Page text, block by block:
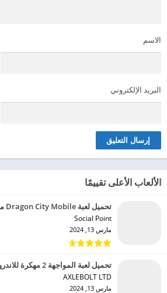
الاسم
البريد الإلكتروني
الألعاب الأعلى تقييمًا
تحميل لعبة Dragon City Mobile مهكرة للاندرويد 2024
Social Point‏
مارس 13, 2024
تحميل لعبة المواجهة 2 مهكرة للاندرويد 2024
AXLEBOLT LTD‏
مارس 13, 2024